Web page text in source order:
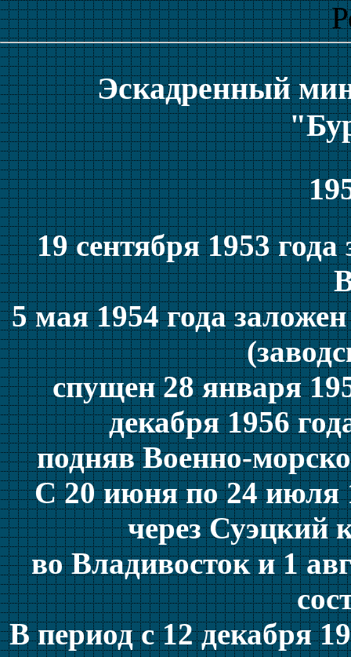
Эскадренный
19 сентября 1953
5 мая 1954 года
спущен 28 января
декабря 1956
подняв Военно-
С 20 июня по 24 июля
через Суэцкий
во Владивосток и 1
В период с 12 декабря